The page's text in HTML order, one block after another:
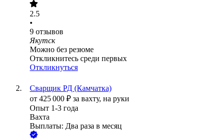
2.5
•
9 отзывов
Якутск
Можно без резюме
Откликнитесь среди первых
Откликнуться
Сварщик РД (Камчатка)
от 425 000 ₽ за вахту, на руки
Опыт 1-3 года
Вахта
Выплаты: Два раза в месяц